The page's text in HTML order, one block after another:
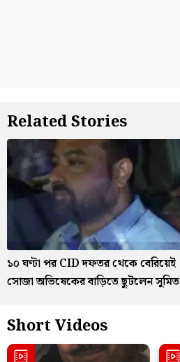
Related Stories
১০ ঘণ্টা পর CID দফতর থেকে বেরিয়েই
সোজা অভিষেকের বাড়িতে ছুটলেন সুমিত
Short Videos